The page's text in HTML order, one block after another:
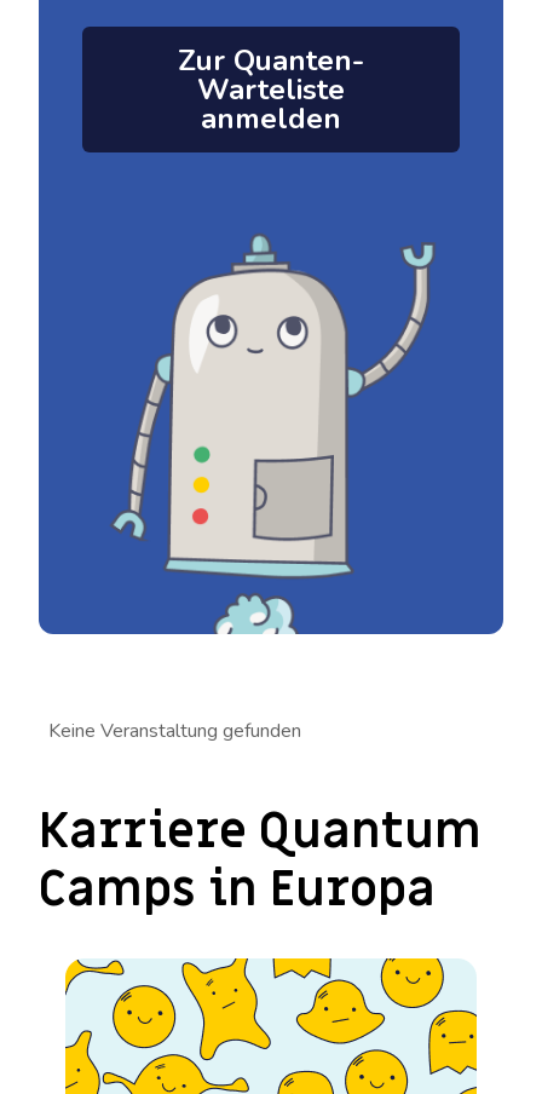
Zur Quanten-
Warteliste
anmelden
Keine Veranstaltung gefunden
Karriere Quantum
Camps in Europa